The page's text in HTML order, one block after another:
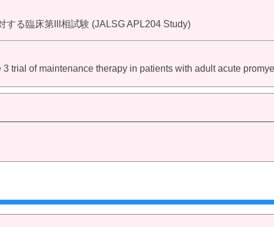
する臨床第III相試験 (JALSG APL204 Study)
trial of maintenance therapy in patients with adult acute